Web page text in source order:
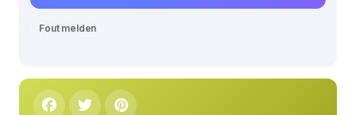
Fout melden